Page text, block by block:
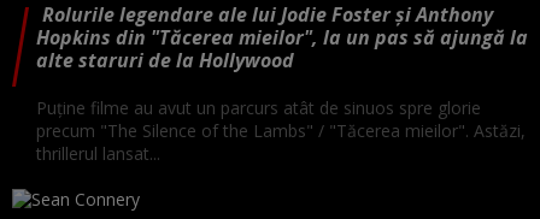
Rolurile legendare ale lui Jodie Foster și Anthony
Hopkins din "Tăcerea mieilor", la un pas să ajungă la
alte staruri de la Hollywood
Puține filme au avut un parcurs atât de sinuos spre glorie
precum "The Silence of the Lambs" / "Tăcerea mieilor". Astăzi,
thrillerul lansat...